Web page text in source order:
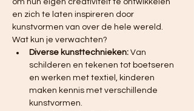
om hun eigen creativiteit te ontwikkelen
en zich te laten inspireren door
kunstvormen van over de hele wereld.
Wat kun je verwachten?
Diverse kunsttechnieken: Van
schilderen en tekenen tot boetseren
en werken met textiel, kinderen
maken kennis met verschillende
kunstvormen.